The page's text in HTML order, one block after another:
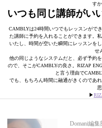
す
いつも同じ講師がい
CAMBLYは24時間いつでもレッスンがで
た講師に予約を入れることができます。
いたし、時間が空いた瞬間にレッスンを
せ
他の同じようなシステムだと、必ず予約
ので、そこがCAMBLYの良さ。RIZAP
と言う理由で
でも、もちろん時間に融通がきくのであ
▶︎
Domani編集